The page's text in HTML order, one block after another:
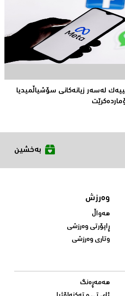
لەسەر زیانەکانى سۆشیاڵمیدیا
بەخشین
وەرزش
هەواڵ
ڕاپۆرتی وەرزشی
وتاری وەرزشی
هەمەڕەنگ